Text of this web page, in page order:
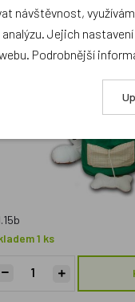
1 ks
návštěvnost,
analýzu. Jejich
Podrobnější